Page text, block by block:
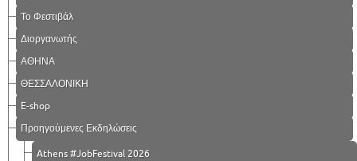
Το Φεστιβάλ
Διοργανωτής
ΑΘΗΝΑ
ΘΕΣΣΑΛΟΝΙΚΗ
E-shop
Προηγούμενες Εκδηλώσεις
Athens #JobFestival 2026